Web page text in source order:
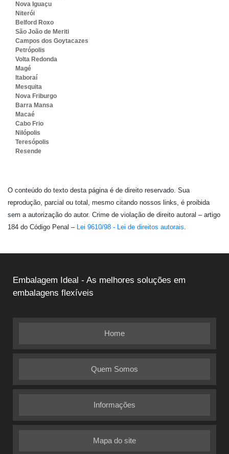
Nova Iguaçu
Niterói
Belford Roxo
São João de Meriti
Campos dos Goytacazes
Petrópolis
Volta Redonda
Magé
Itaboraí
Mesquita
Nova Friburgo
Barra Mansa
Macaé
Cabo Frio
Nilópolis
Teresópolis
Resende
O conteúdo do texto desta página é de direito reservado. Sua
reprodução, parcial ou total, mesmo citando nossos links, é proibida
sem a autorização do autor. Crime de violação de direito autoral – artigo
184 do Código Penal – Lei 9610/98 - Lei de direitos autorais.
Embalagem Ideal - As melhores soluções em
embalagens flexíveis
Home
Quem Somos
Informações
Mapa do site